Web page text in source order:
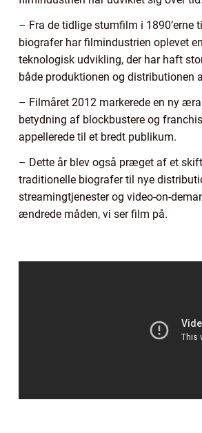
– Fra de tidlige stumfilm i 1890’erne
biografer har filmindustrien oplevet
teknologisk udvikling, der har haft
både produktionen og distributionen
– Filmåret 2012 markerede en ny
betydning af blockbustere og
appellerede til et bredt publikum.
– Dette år blev også præget af et
traditionelle biografer til nye
streamingtjenester og video-on-
ændrede måden, vi ser film på.